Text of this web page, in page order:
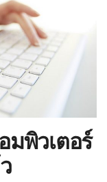
พิวเตอร์